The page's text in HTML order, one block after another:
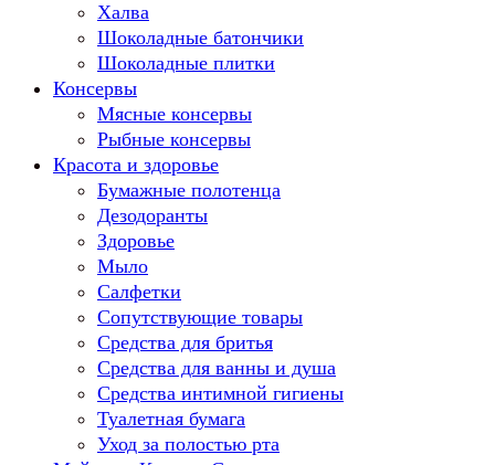
Халва
Шоколадные батончики
Шоколадные плитки
Консервы
Мясные консервы
Рыбные консервы
Красота и здоровье
Бумажные полотенца
Дезодоранты
Здоровье
Мыло
Салфетки
Сопутствующие товары
Средства для бритья
Средства для ванны и душа
Средства интимной гигиены
Туалетная бумага
Уход за полостью рта